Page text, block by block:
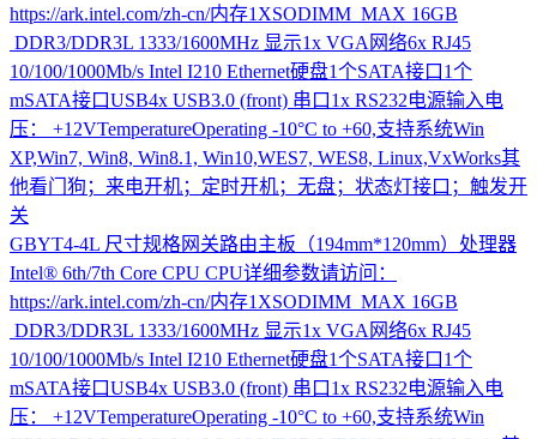
https://ark.intel.com/zh-cn/内存1XSODIMM MAX 16GB
DDR3/DDR3L 1333/1600MHz 显示1x VGA网络6x RJ45
10/100/1000Mb/s Intel I210 Ethernet硬盘1个SATA接口1个
mSATA接口USB4x USB3.0 (front) 串口1x RS232电源输入电
压： +12VTemperatureOperating -10°C to +60,支持系统Win
XP,Win7, Win8, Win8.1, Win10,WES7, WES8, Linux,VxWorks其
他看门狗；来电开机；定时开机；无盘；状态灯接口；触发开
关
GBYT4-4L 尺寸规格网关路由主板（194mm*120mm）处理器
Intel® 6th/7th Core CPU CPU详细参数请访问：
https://ark.intel.com/zh-cn/内存1XSODIMM MAX 16GB
DDR3/DDR3L 1333/1600MHz 显示1x VGA网络6x RJ45
10/100/1000Mb/s Intel I210 Ethernet硬盘1个SATA接口1个
mSATA接口USB4x USB3.0 (front) 串口1x RS232电源输入电
压： +12VTemperatureOperating -10°C to +60,支持系统Win